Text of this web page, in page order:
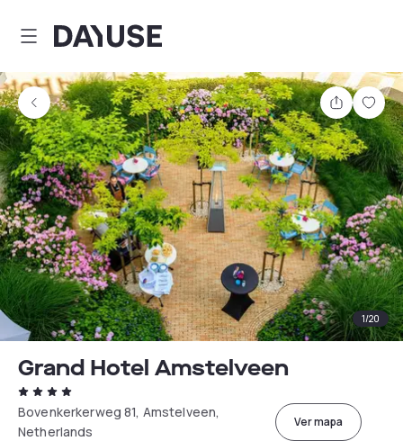
Dayuse
1/20
Grand Hotel Amstelveen
Bovenkerkerweg 81, Amstelveen,
Netherlands
Ver mapa